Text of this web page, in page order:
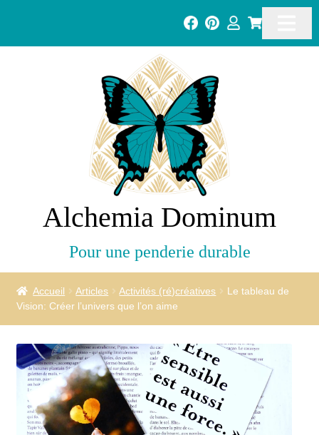
Alchemia Dominum
Pour une penderie durable
Accueil Articles Activités (ré)créatives
Le tableau de
Vision: Créer l’univers que l’on aime